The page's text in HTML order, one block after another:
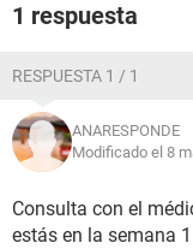
1 respuesta
RESPUESTA 1 / 1
ANARESPONDE
Modificado el 8
Consulta con el
estás en la semana